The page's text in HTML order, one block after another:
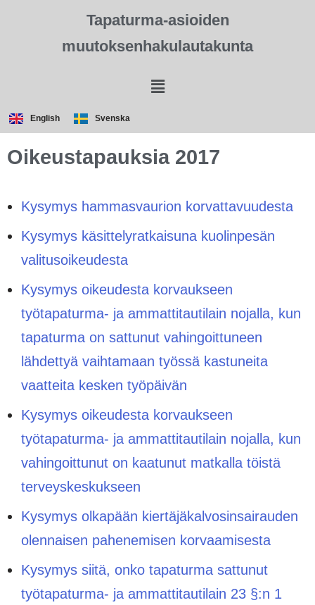
Tapaturma-asioiden
muutoksenhakulautakunta
English Svenska
Oikeustapauksia 2017
Kysymys hammasvaurion korvattavuudesta
Kysymys käsittelyratkaisuna kuolinpesän
valitusoikeudesta
Kysymys oikeudesta korvaukseen
työtapaturma- ja ammattitautilain nojalla, kun
tapaturma on sattunut vahingoittuneen
lähdettyä vaihtamaan työssä kastuneita
vaatteita kesken työpäivän
Kysymys oikeudesta korvaukseen
työtapaturma- ja ammattitautilain nojalla, kun
vahingoittunut on kaatunut matkalla töistä
terveyskeskukseen
Kysymys olkapään kiertäjäkalvosinsairauden
olennaisen pahenemisen korvaamisesta
Kysymys siitä, onko tapaturma sattunut
työtapaturma- ja ammattitautilain 23 §:n 1